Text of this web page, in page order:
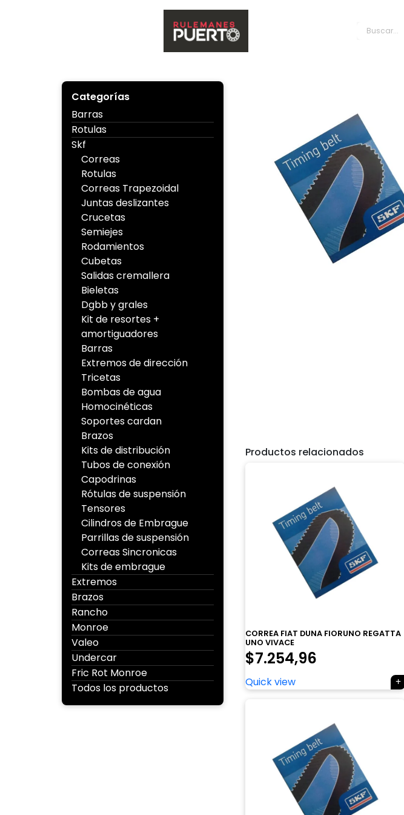
Categorías
Barras
Rotulas
Skf
Correas
Rotulas
Correas Trapezoidal
Juntas deslizantes
Crucetas
Semiejes
Rodamientos
Cubetas
Salidas cremallera
Bieletas
Dgbb y grales
Kit de resortes +
amortiguadores
Barras
Extremos de dirección
Tricetas
Bombas de agua
Homocinéticas
Soportes cardan
Brazos
Kits de distribución
Tubos de conexión
Capodrinas
Rótulas de suspensión
Tensores
Cilindros de Embrague
Parrillas de suspensión
Correas Sincronicas
Kits de embrague
Extremos
Brazos
Rancho
Monroe
Valeo
Undercar
Fric Rot Monroe
Todos los productos
Productos relacionados
CORREA FIAT DUNA FIORUNO REGATTA
UNO VIVACE
$7.254,96
Quick view